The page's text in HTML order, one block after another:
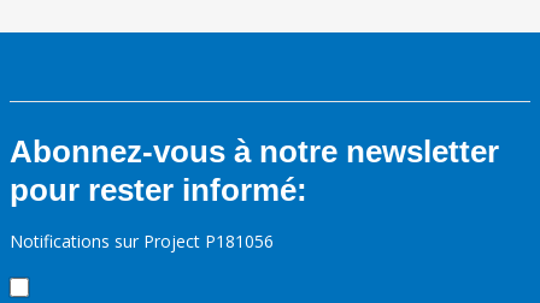
Abonnez-vous à notre newsletter
pour rester informé:
Notifications sur Project P181056